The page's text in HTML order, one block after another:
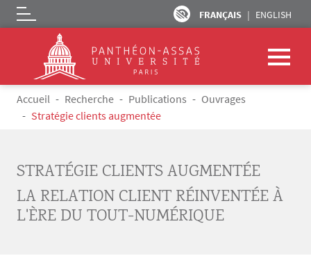
Aller au contenu principal
FRANÇAIS ENGLISH
Logo
Fil d'Ariane
Accueil Recherche Publications
Ouvrages
Stratégie clients augmentée
STRATÉGIE CLIENTS AUGMENTÉE
LA RELATION CLIENT RÉINVENTÉE À
L'ÈRE DU TOUT-NUMÉRIQUE